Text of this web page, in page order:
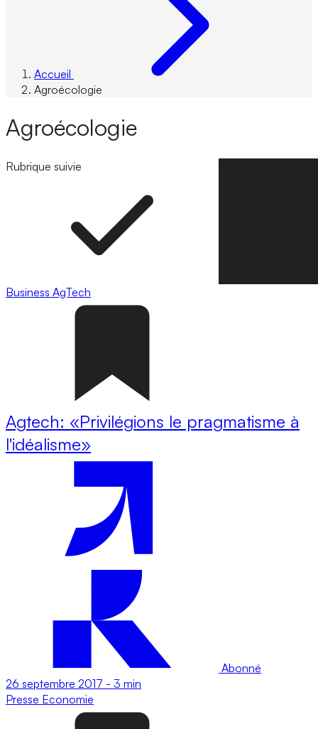
Accueil
Agroécologie
Agroécologie
Rubrique suivie
Business AgTech
Agtech: «Privilégions le pragmatisme à
l'idéalisme»
Abonné
26 septembre 2017 - 3 min
Presse Economie